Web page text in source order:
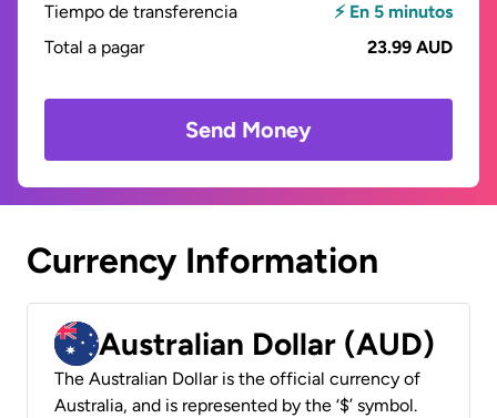
Tiempo de transferencia
⚡ En 5 minutos
Total a pagar
23.99 AUD
Send Money
Currency Information
Australian Dollar (AUD)
The Australian Dollar is the official currency of
Australia, and is represented by the ‘$’ symbol.